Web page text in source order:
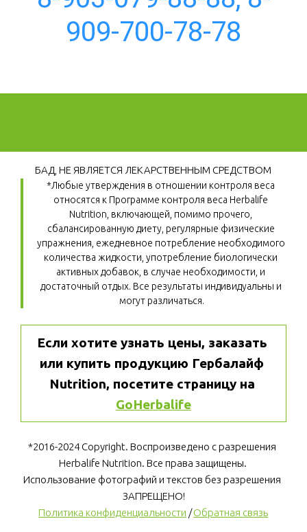
909-700-78-78
БАД, НЕ ЯВЛЯЕТСЯ ЛЕКАРСТВЕННЫМ СРЕДСТВОМ
*Любые утверждения в отношении контроля веса
относятся к Программе контроля веса Herbalife
Nutrition, включающей, помимо прочего,
сбалансированную диету, регулярные физические
упражнения, ежедневное потребление необходимого
количества жидкости, употребление биологически
активных добавок, в случае необходимости, и
достаточный отдых. Все результаты индивидуальны и
могут различаться.
Если хотите узнать цены, заказать
или купить продукцию Гербалайф
GoHerbalife
*2016-2024 Copyright. Воспроизведено с разрешения
Herbalife Nutrition. Все права защищены.
Использование фотографий и текстов без разрешения
ЗАПРЕЩЕНО!
Политика конфиденциальности / Обратная связь